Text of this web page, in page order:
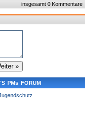
insgesamt 0 Kommentare
PMs FORUM